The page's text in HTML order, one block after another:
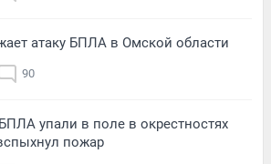
атаку БПЛА в Омской области
90
упали в поле в окрестностях
пожар